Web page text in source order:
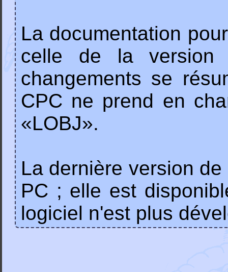
La documentation
celle de la version
changements se
CPC ne prend en
«LOBJ».
La dernière version
PC ; elle est
logiciel n'est plus